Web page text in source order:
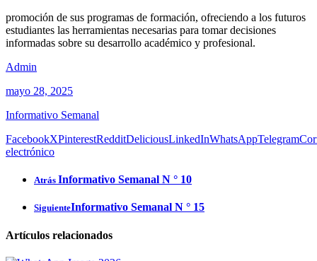
promoción de sus programas de formación, ofreciendo a los futuros
estudiantes las herramientas necesarias para tomar decisiones
informadas sobre su desarrollo académico y profesional.
Admin
mayo 28, 2025
Informativo Semanal
FacebookXPinterestRedditDeliciousLinkedInWhatsAppTelegram
electrónico
Atrás Informativo Semanal N ° 10
SiguienteInformativo Semanal N ° 15
Artículos relacionados